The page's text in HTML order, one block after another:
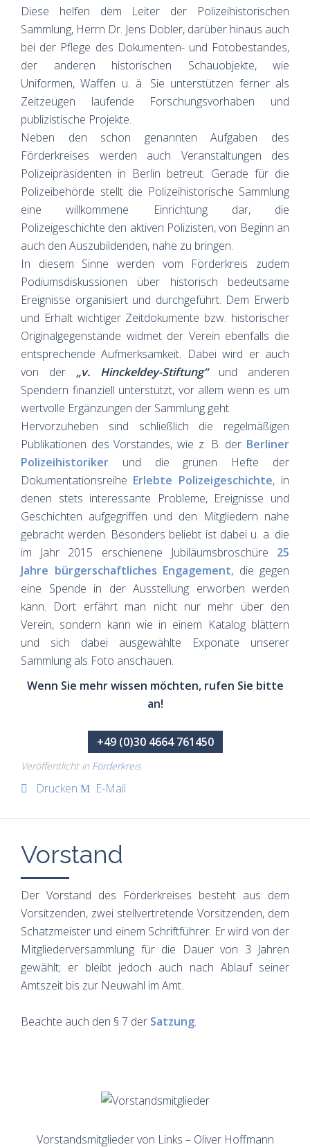
Diese helfen dem Leiter der Polizeihistorischen
Sammlung, Herrn Dr. Jens Dobler, darüber hinaus auch
bei der Pflege des Dokumenten- und Fotobestandes,
der anderen historischen Schauobjekte, wie
Uniformen, Waffen u. ä. Sie unterstützen ferner als
Zeitzeugen laufende Forschungsvorhaben und
publizistische Projekte.
Neben den schon genannten Aufgaben des
Förderkreises werden auch Veranstaltungen des
Polizeipräsidenten in Berlin betreut. Gerade für die
Polizeibehörde stellt die Polizeihistorische Sammlung
eine willkommene Einrichtung dar, die
Polizeigeschichte den aktiven Polizisten, von Beginn an
auch den Auszubildenden, nahe zu bringen.
In diesem Sinne werden vom Förderkreis zudem
Podiumsdiskussionen über historisch bedeutsame
Ereignisse organisiert und durchgeführt. Dem Erwerb
und Erhalt wichtiger Zeitdokumente bzw. historischer
Originalgegenstände widmet der Verein ebenfalls die
entsprechende Aufmerksamkeit. Dabei wird er auch
von der „v. Hinckeldey-Stiftung“und anderen
Spendern finanziell unterstützt, vor allem wenn es um
wertvolle Ergänzungen der Sammlung geht.
Hervorzuheben sind schließlich die regelmäßigen
Publikationen des Vorstandes, wie z. B. der Berliner
Polizeihistoriker und die grünen Hefte der
Dokumentationsreihe Erlebte Polizeigeschichte, in
denen stets interessante Probleme, Ereignisse und
Geschichten aufgegriffen und den Mitgliedern nahe
gebracht werden. Besonders beliebt ist dabei u. a. die
im Jahr 2015 erschienene Jubiläumsbroschüre 25
Jahre bürgerschaftliches Engagement, die gegen
eine Spende in der Ausstellung erworben werden
kann. Dort erfährt man nicht nur mehr über den
Verein, sondern kann wie in einem Katalog blättern
und sich dabei ausgewählte Exponate unserer
Sammlung als Foto anschauen.
Wenn Sie mehr wissen möchten, rufen Sie bitte
an!
+49 (0)30 4664 761450
Veröffentlicht in Förderkreis
Drucken E-Mail
Vorstand
Der Vorstand des Förderkreises besteht aus dem
Vorsitzenden, zwei stellvertretende Vorsitzenden, dem
Schatzmeister und einem Schriftführer. Er wird von der
Mitgliederversammlung für die Dauer von 3 Jahren
gewählt; er bleibt jedoch auch nach Ablauf seiner
Amtszeit bis zur Neuwahl im Amt.
Beachte auch den § 7 der Satzung.
Vorstandsmitglieder von Links – Oliver Hoffmann